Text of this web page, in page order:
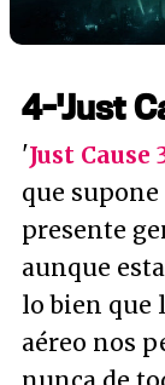
4-'Just
'Just Cause
que
presente
aunque
lo bien que
aéreo nos